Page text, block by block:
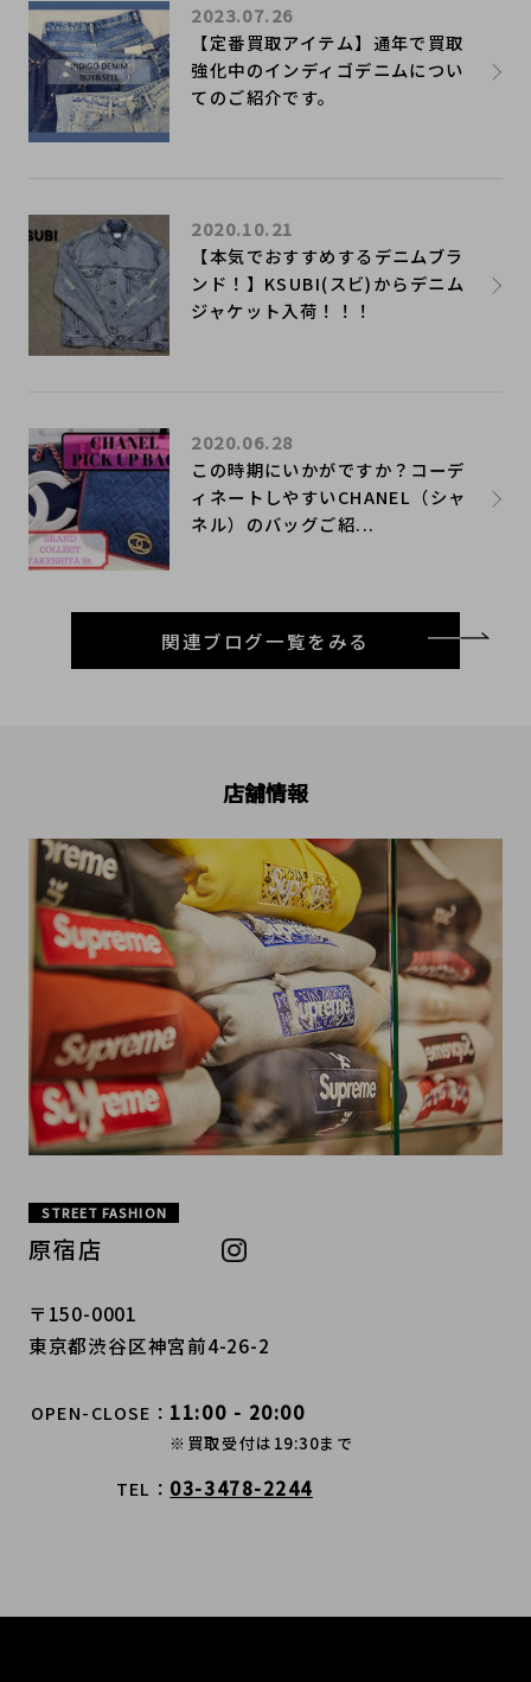
【定番買取アイテム】通年で買取
強化中のインディゴデニムについ
てのご紹介です。
2023.07.26
​【本気でおすすめするデニムブラ
ンド！】KSUBI(スビ)からデニム
ジャケット入荷！！！
2020.10.21
この時期にいかがですか？コーデ
ィネートしやすいCHANEL（シャ
ネル）のバッグご紹...
2020.06.28
関連ブログ一覧をみる
店舗情報
STREET FASHION
原宿店
〒150-0001
東京都渋谷区神宮前4-26-2
OPEN-CLOSE 11:00 - 20:00
※買取受付は19:30まで
TEL 03-3478-2244